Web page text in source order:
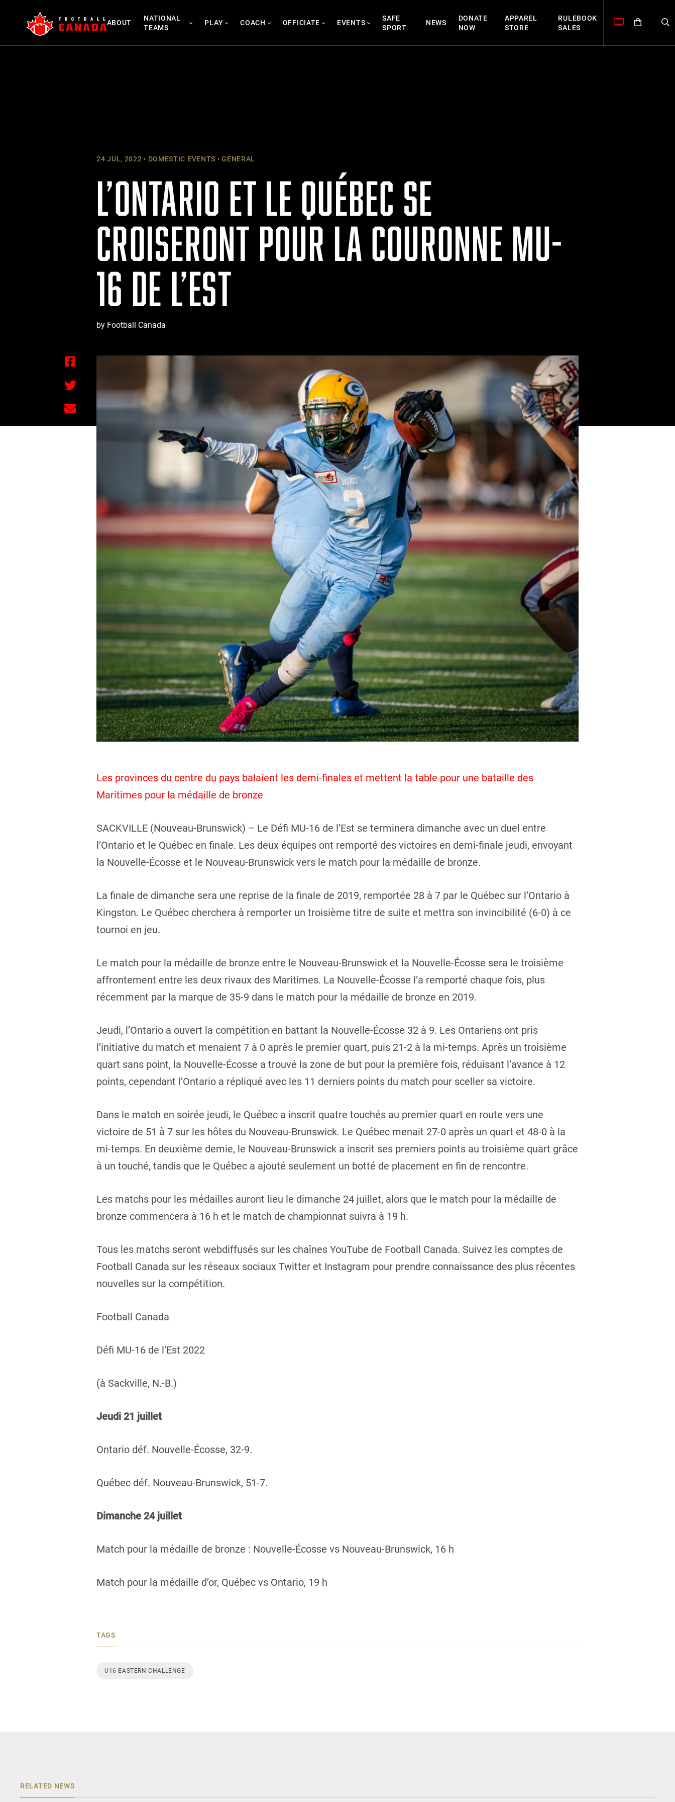
content
ABOUT
NATIONAL
TEAMS
PLAY COACH OFFICIATE EVENTS
SAFE
SPORT
NEWS
DONATE
NOW
APPAREL
STORE
RULEBOOK
SALES
24 JUL, 2022 DOMESTIC EVENTS GENERAL
L’ONTARIO ET LE QUÉBEC SE
CROISERONT POUR LA COURONNE MU-
16 DE L’EST
by Football Canada
Les provinces du centre du pays balaient les demi-finales et mettent la table pour une bataille des
Maritimes pour la médaille de bronze
SACKVILLE (Nouveau-Brunswick) – Le Défi MU-16 de l’Est se terminera dimanche avec un duel entre
l’Ontario et le Québec en finale. Les deux équipes ont remporté des victoires en demi-finale jeudi, envoyant
la Nouvelle-Écosse et le Nouveau-Brunswick vers le match pour la médaille de bronze.
La finale de dimanche sera une reprise de la finale de 2019, remportée 28 à 7 par le Québec sur l’Ontario à
Kingston. Le Québec cherchera à remporter un troisième titre de suite et mettra son invincibilité (6-0) à ce
tournoi en jeu.
Le match pour la médaille de bronze entre le Nouveau-Brunswick et la Nouvelle-Écosse sera le troisième
affrontement entre les deux rivaux des Maritimes. La Nouvelle-Écosse l’a remporté chaque fois, plus
récemment par la marque de 35-9 dans le match pour la médaille de bronze en 2019.
Jeudi, l’Ontario a ouvert la compétition en battant la Nouvelle-Écosse 32 à 9. Les Ontariens ont pris
l’initiative du match et menaient 7 à 0 après le premier quart, puis 21-2 à la mi-temps. Après un troisième
quart sans point, la Nouvelle-Écosse a trouvé la zone de but pour la première fois, réduisant l’avance à 12
points, cependant l’Ontario a répliqué avec les 11 derniers points du match pour sceller sa victoire.
Dans le match en soirée jeudi, le Québec a inscrit quatre touchés au premier quart en route vers une
victoire de 51 à 7 sur les hôtes du Nouveau-Brunswick. Le Québec menait 27-0 après un quart et 48-0 à la
mi-temps. En deuxième demie, le Nouveau-Brunswick a inscrit ses premiers points au troisième quart grâce
à un touché, tandis que le Québec a ajouté seulement un botté de placement en fin de rencontre.
Les matchs pour les médailles auront lieu le dimanche 24 juillet, alors que le match pour la médaille de
bronze commencera à 16 h et le match de championnat suivra à 19 h.
Tous les matchs seront webdiffusés sur les chaînes YouTube de Football Canada. Suivez les comptes de
Football Canada sur les réseaux sociaux Twitter et Instagram pour prendre connaissance des plus récentes
nouvelles sur la compétition.
Football Canada
Défi MU-16 de l’Est 2022
(à Sackville, N.-B.)
Jeudi 21 juillet
Ontario déf. Nouvelle-Écosse, 32-9.
Québec déf. Nouveau-Brunswick, 51-7.
Dimanche 24 juillet
Match pour la médaille de bronze : Nouvelle-Écosse vs Nouveau-Brunswick, 16 h
Match pour la médaille d’or, Québec vs Ontario, 19 h
TAGS
U16 EASTERN CHALLENGE
RELATED NEWS